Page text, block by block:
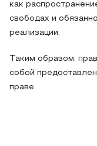
как
свободах и
реализации.
Таким образом,
собой
праве.